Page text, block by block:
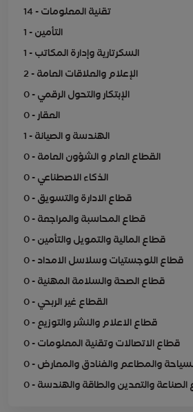
14 - تقنية المعلومات
1 - التأمين
1 - السكرتارية وإدارة المكاتب
2 - الإعلام والعلاقات العامة
0 - الإبتكار والتحول الرقمي
0 - العقار
1 - الهندسة و الصيانة
0 - القطاع العام و الشؤون العامة
0 - الذكاء الاصطناعي
0 - قطاع الادارة والتسويق
0 - قطاع المحاسبة والمراجعة
0 - قطاع المالية والتمويل والتأمين
0 - قطاع اللوجستيات وسلاسل الامداد
0 - قطاع الصحة والسلامة المهنية
0 - القطاع غير الربحي
0 - قطاع الاعلام والنشر والتوزيع
0 - قطاع الاتصالات وتقنية المعلومات
السياحة والمطاعم والفنادق والمعارض
الصناعة والتعدين والطاقة والهندسة